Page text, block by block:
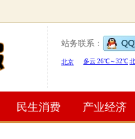
站务联系：
民生消费 产业经济